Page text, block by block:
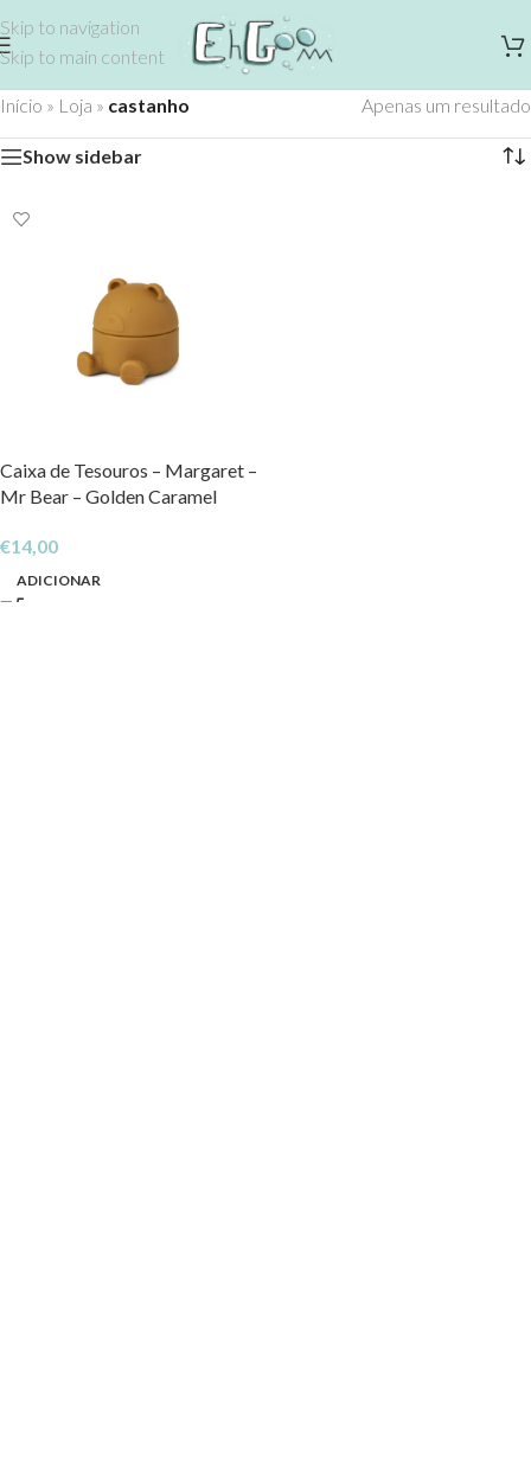
Skip to navigation
Skip to main content
Início » Loja » castanho Apenas um resultado
Show sidebar
Caixa de Tesouros – Margaret –
Mr Bear – Golden Caramel
€14,00
ADICIONAR